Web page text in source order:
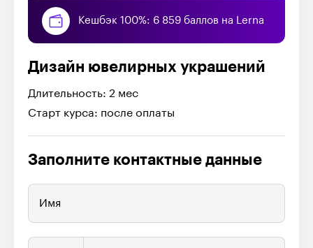
Кешбэк 100%: 6 859 баллов на Lerna
Дизайн ювелирных украшений
Длительность: 2 мес
Старт курса: после оплаты
Заполните контактные данные
Имя